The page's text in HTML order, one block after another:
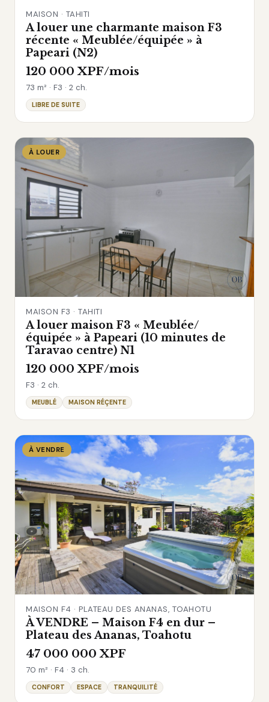
MAISON · TAHITI
A louer une charmante maison F3
récente « Meublée/équipée » à
Papeari (N2)
120 000 XPF/mois
73 m² · F3 · 2 ch.
LIBRE DE SUITE
À LOUER
MAISON F3 · TAHITI
A louer maison F3 « Meublée/
équipée » à Papeari (10 minutes de
Taravao centre) N1
120 000 XPF/mois
F3 · 2 ch.
MEUBLÉ MAISON RÉÇENTE
À VENDRE
MAISON F4 · PLATEAU DES ANANAS, TOAHOTU
À VENDRE – Maison F4 en dur –
Plateau des Ananas, Toahotu
47 000 000 XPF
70 m² · F4 · 3 ch.
CONFORT ESPACE TRANQUILITÉ